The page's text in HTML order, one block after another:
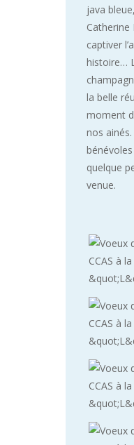
java
Catherine
captiver
histoire…
la belle
moment
nos
quelque
venue.